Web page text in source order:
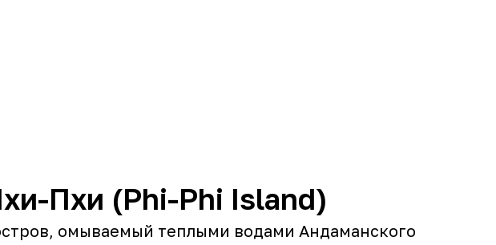
Пхи (Phi-Phi Island)
омываемый теплыми водами Андаманского